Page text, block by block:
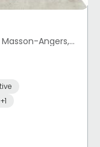
Gatineau, QC
+1